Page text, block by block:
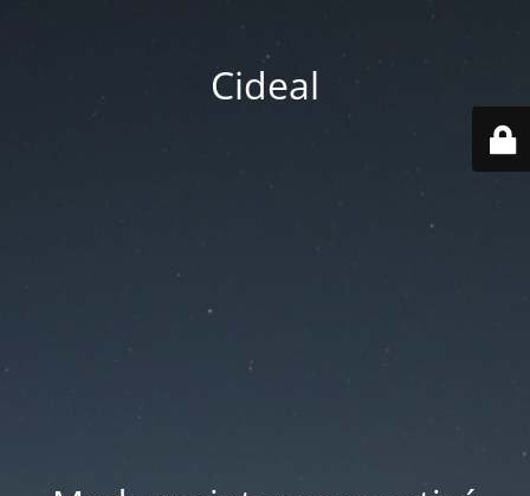
Cideal